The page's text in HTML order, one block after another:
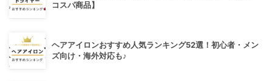
コスパ商品】
ヘアアイロンおすすめ人気ランキング52選！初心者・メン
ズ向け・海外対応も♪